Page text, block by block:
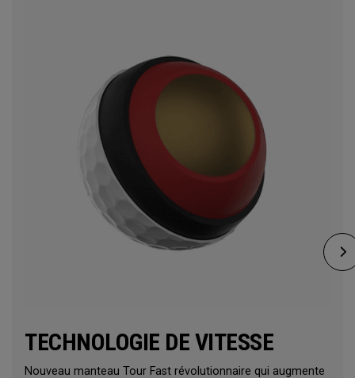
TECHNOLOGIE DE VITESSE
Nouveau manteau Tour Fast révolutionnaire qui augmente